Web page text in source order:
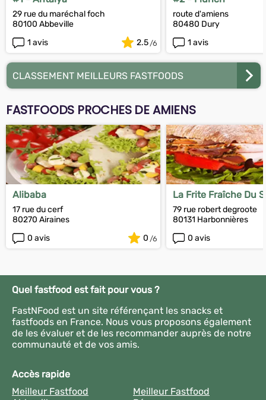
29 rue du maréchal foch
80100 Abbeville
1 avis
2.5
route d'amiens
80480 Dury
1 avis
CLASSEMENT MEILLEURS FASTFOODS
FASTFOODS PROCHES DE AMIENS
Alibaba
17 rue du cerf
80270 Airaines
0 avis
0
La Frite Fraîche Du
79 rue robert degroote
80131 Harbonnières
0 avis
Quel fastfood est fait pour vous ?
FastNFood est un site référençant les snacks et
fastfoods en France. Nous vous proposons également
de les évaluer et de les recommander auprès de notre
communauté et de vos amis.
Accès rapide
Meilleur Fastfood
Meilleur Fastfood